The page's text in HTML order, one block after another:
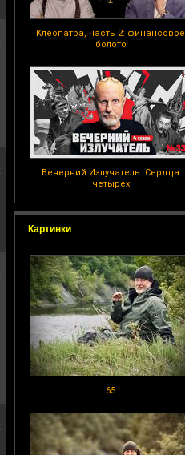
Клеопатра, часть 2: финансовое
болото
Вечерний Излучатель: Сердца
четырех
Картинки
65